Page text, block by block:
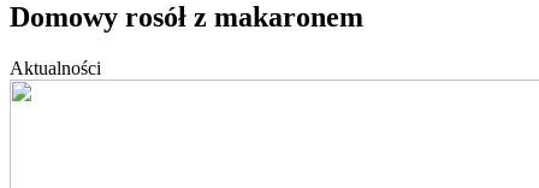
Domowy rosół z makaronem
Aktualności